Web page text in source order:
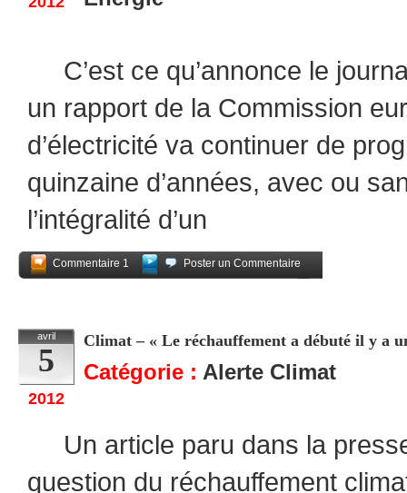
C’est ce qu’annonce le
un rapport de la Commission
d’électricité va continuer de
quinzaine d’années, avec ou
l’intégralité d’un
Commentaire 1
Poster un Commentaire
avril
5
2012
Climat – « Le réchauffement a débuté il
Catégorie : Alerte Climat
Un article paru dans la
question du réchauffement